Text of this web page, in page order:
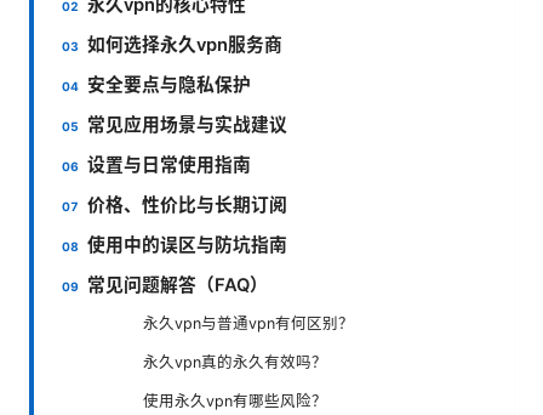
永久vpn的核心特性
如何选择永久vpn服务商
安全要点与隐私保护
常见应用场景与实战建议
设置与日常使用指南
价格、性价比与长期订阅
使用中的误区与防坑指南
常见问题解答（FAQ）
永久vpn与普通vpn有何区别？
永久vpn真的永久有效吗？
使用永久vpn有哪些风险？